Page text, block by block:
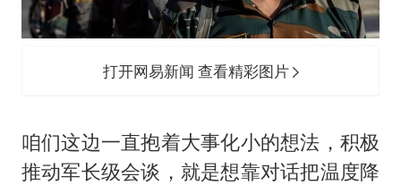
打开网易新闻 查看精彩图片
咱们这边一直抱着大事化小的想法，积极
推动军长级会谈，就是想靠对话把温度降